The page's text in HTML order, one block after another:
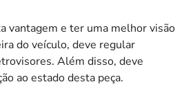
vantagem e ter uma melhor visão
do veículo, deve regular
Além disso, deve
ao estado desta peça.